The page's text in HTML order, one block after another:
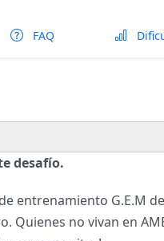
FAQ
desafío.
entrenamiento G.E.M
Quienes no vivan en